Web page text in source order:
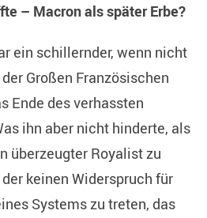
– Macron als später Erbe?
ein schillernder, wenn nicht
Großen Französischen
Ende des verhassten
ihn aber nicht hinderte, als
überzeugter Royalist zu
keinen Widerspruch für
Systems zu treten, das